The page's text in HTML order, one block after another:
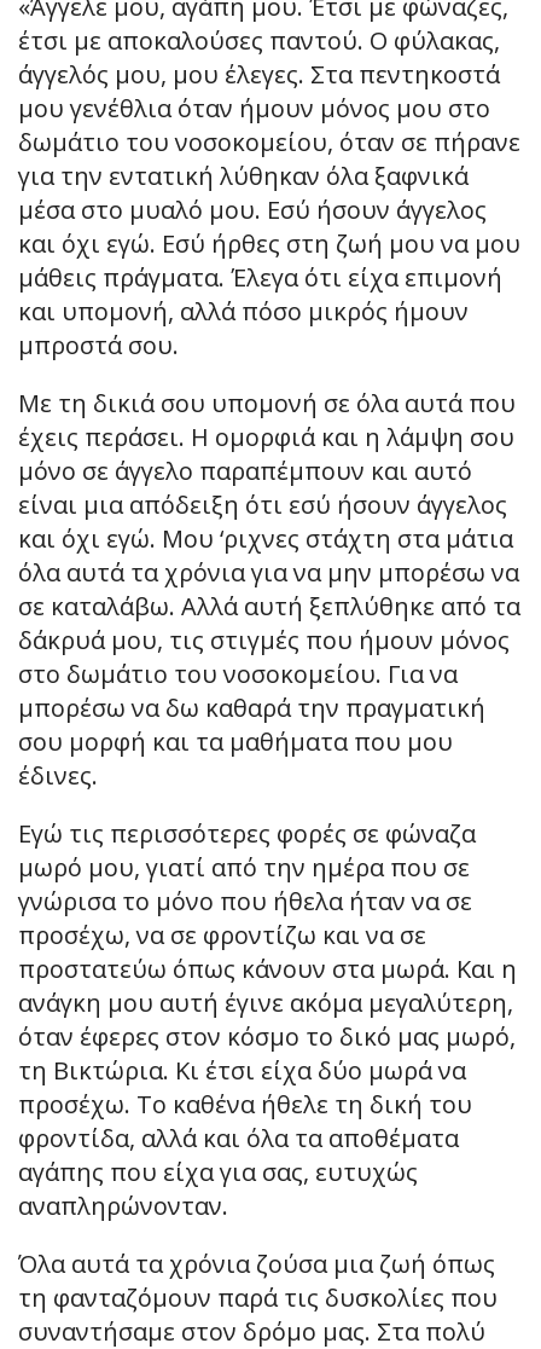
έτσι με αποκαλούσες παντού. Ο φύλακας,
άγγελός μου, μου έλεγες. Στα πεντηκοστά
μου γενέθλια όταν ήμουν μόνος μου στο
δωμάτιο του νοσοκομείου, όταν σε πήρανε
για την εντατική λύθηκαν όλα ξαφνικά
μέσα στο μυαλό μου. Εσύ ήσουν άγγελος
και όχι εγώ. Εσύ ήρθες στη ζωή μου να μου
μάθεις πράγματα. Έλεγα ότι είχα επιμονή
και υπομονή, αλλά πόσο μικρός ήμουν
μπροστά σου.
Με τη δικιά σου υπομονή σε όλα αυτά που
έχεις περάσει. Η ομορφιά και η λάμψη σου
μόνο σε άγγελο παραπέμπουν και αυτό
είναι μια απόδειξη ότι εσύ ήσουν άγγελος
και όχι εγώ. Μου ‘ριχνες στάχτη στα μάτια
όλα αυτά τα χρόνια για να μην μπορέσω να
σε καταλάβω. Αλλά αυτή ξεπλύθηκε από τα
δάκρυά μου, τις στιγμές που ήμουν μόνος
στο δωμάτιο του νοσοκομείου. Για να
μπορέσω να δω καθαρά την πραγματική
σου μορφή και τα μαθήματα που μου
έδινες.
Εγώ τις περισσότερες φορές σε φώναζα
μωρό μου, γιατί από την ημέρα που σε
γνώρισα το μόνο που ήθελα ήταν να σε
προσέχω, να σε φροντίζω και να σε
προστατεύω όπως κάνουν στα μωρά. Και η
ανάγκη μου αυτή έγινε ακόμα μεγαλύτερη,
όταν έφερες στον κόσμο το δικό μας μωρό,
τη Βικτώρια. Κι έτσι είχα δύο μωρά να
προσέχω. Το καθένα ήθελε τη δική του
φροντίδα, αλλά και όλα τα αποθέματα
αγάπης που είχα για σας, ευτυχώς
αναπληρώνονταν.
Όλα αυτά τα χρόνια ζούσα μια ζωή όπως
τη φανταζόμουν παρά τις δυσκολίες που
συναντήσαμε στον δρόμο μας. Στα πολύ